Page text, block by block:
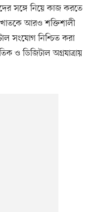
সঙ্গে নিয়ে কাজ করতে
আরও শক্তিশালী
সংযোগ নিশ্চিত করা
ও ডিজিটাল অগ্রযাত্রায়